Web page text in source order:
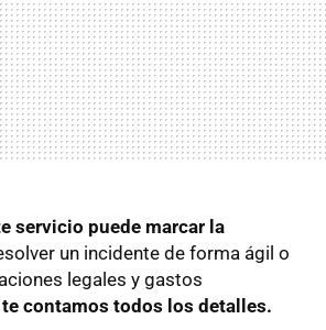
servicio puede marcar la
un incidente de forma ágil o
legales y gastos
contamos todos los detalles.